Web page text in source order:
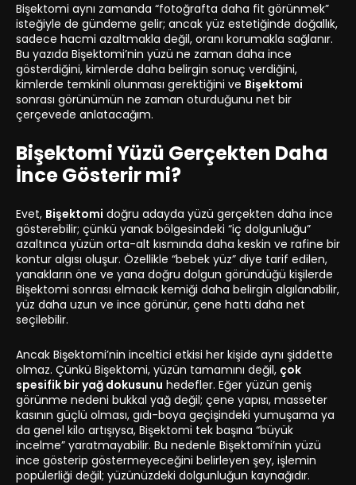
Bişektomi aynı zamanda “fotoğrafta daha fit görünmek”
isteğiyle de gündeme gelir; ancak yüz estetiğinde doğallık,
sadece hacmi azaltmakla değil, oranı korumakla sağlanır.
Bu yazıda Bişektomi’nin yüzü ne zaman daha ince
gösterdiğini, kimlerde daha belirgin sonuç verdiğini,
kimlerde temkinli olunması gerektiğini ve Bişektomi
sonrası görünümün ne zaman oturduğunu net bir
çerçevede anlatacağım.
Bişektomi Yüzü Gerçekten Daha
İnce Gösterir mi?
Evet, Bişektomi doğru adayda yüzü gerçekten daha ince
gösterebilir; çünkü yanak bölgesindeki “iç dolgunluğu”
azaltınca yüzün orta-alt kısmında daha keskin ve rafine bir
kontur algısı oluşur. Özellikle “bebek yüz” diye tarif edilen,
yanakların öne ve yana doğru dolgun göründüğü kişilerde
Bişektomi sonrası elmacık kemiği daha belirgin algılanabilir,
yüz daha uzun ve ince görünür, çene hattı daha net
seçilebilir.
Ancak Bişektomi’nin inceltici etkisi her kişide aynı şiddette
olmaz. Çünkü Bişektomi, yüzün tamamını değil, çok
spesifik bir yağ dokusunu hedefler. Eğer yüzün geniş
görünme nedeni bukkal yağ değil; çene yapısı, masseter
kasının güçlü olması, gıdı-boya geçişindeki yumuşama ya
da genel kilo artışıysa, Bişektomi tek başına “büyük
incelme” yaratmayabilir. Bu nedenle Bişektomi’nin yüzü
ince gösterip göstermeyeceğini belirleyen şey, işlemin
popülerliği değil; yüzünüzdeki dolgunluğun kaynağıdır.